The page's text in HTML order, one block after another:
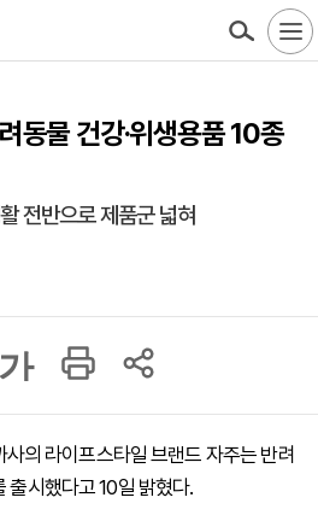
동물 건강·위생용품 10종
전반으로 제품군 넓혀
가
의 라이프스타일 브랜드 자주는 반려
출시했다고 10일 밝혔다.